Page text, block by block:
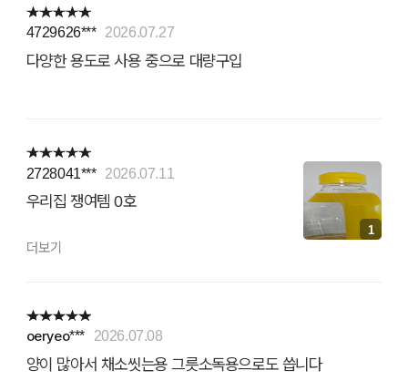
4729626*** 2026.07.27
다양한 용도로 사용 중으로 대량구입
2728041*** 2026.07.11
우리집 쟁여템 0호
더보기
1
oeryeo*** 2026.07.08
양이 많아서 채소씻는용 그릇소독용으로도 씁니다